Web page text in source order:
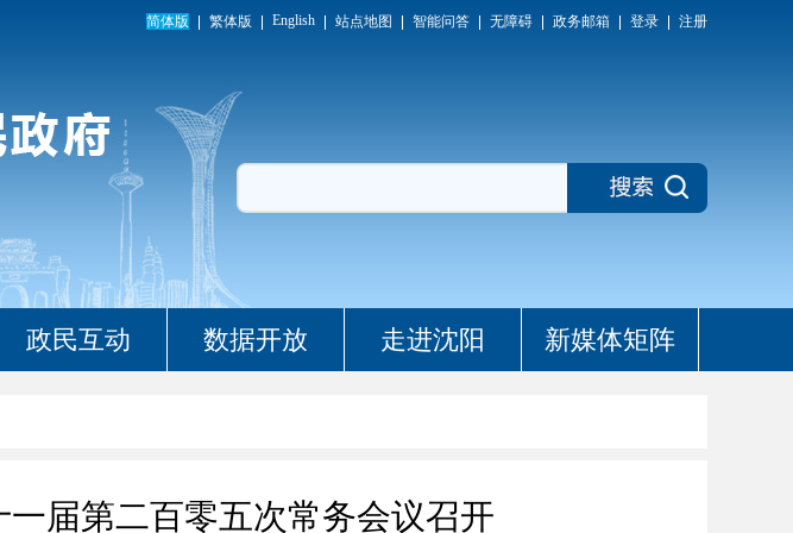
简体版 繁体版 English 站点地图 智能问答 无障碍 政务邮箱 登录 注册
政民互动 数据开放 走进沈阳 新媒体矩阵
届第二百零五次常务会议召开